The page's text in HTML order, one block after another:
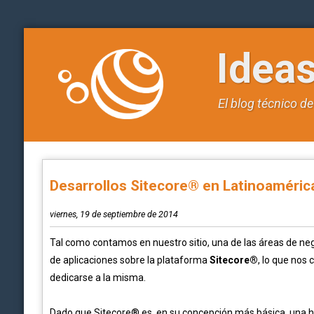
El blog técnico
Desarrollos Sitecore® en
viernes, 19 de septiembre de 2014
Tal como contamos en nuestro sitio, una de las áreas de
de aplicaciones sobre la plataforma Sitecore®, lo que nos
dedicarse a la misma.